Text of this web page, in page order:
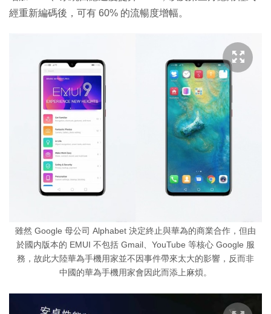
經重新編碼後，可有 60% 的流暢度增幅。
雖然 Google 母公司 Alphabet 決定終止與華為的商業合作，但由
於國内版本的 EMUI 不包括 Gmail、YouTube 等核心 Google 服
務，故此大陸華為手機用家並不因事件帶來太大的影響，反而非
中國的華為手機用家會因此而添上麻煩。